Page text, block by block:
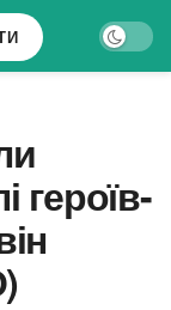
героїв-